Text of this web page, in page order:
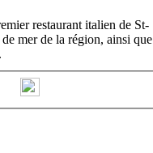
restaurant italien de St-
mer de la région, ainsi que